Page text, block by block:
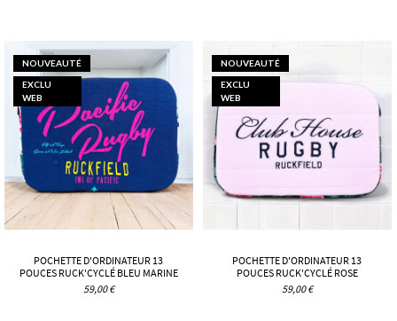
NOUVEAUTÉ
EXCLU
WEB
POCHETTE D'ORDINATEUR 13
POUCES RUCK'CYCLÉ BLEU MARINE
59,00 €
NOUVEAUTÉ
EXCLU
WEB
POCHETTE D'ORDINATEUR 13
POUCES RUCK'CYCLÉ ROSE
59,00 €